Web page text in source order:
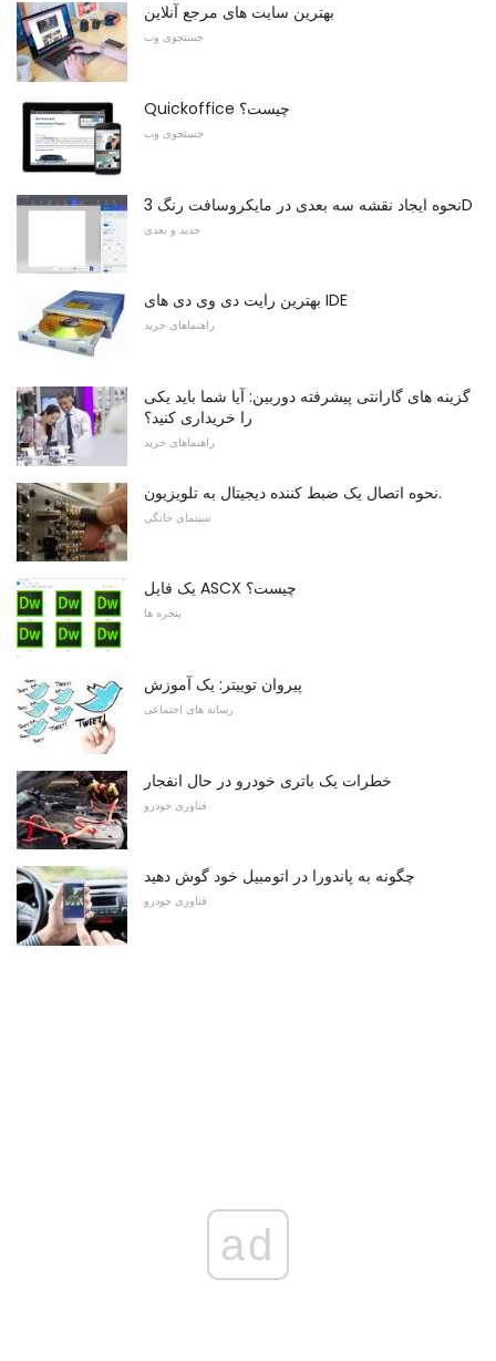
بهترین سایت های مرجع آنلاین
جستجوی وب
Quickoffice چیست؟
جستجوی وب
نحوه ایجاد نقشه سه بعدی در مایکروسافت رنگ 3D
جدید و بعدی
بهترین رایت دی وی دی های IDE
راهنماهای خرید
گزینه های گارانتی پیشرفته دوربین: آیا شما باید یکی
را خریداری کنید؟
راهنماهای خرید
نحوه اتصال یک ضبط کننده دیجیتال به تلویزیون.
سینمای خانگی
یک فایل ASCX چیست؟
پنجره ها
پیروان توییتر: یک آموزش
رسانه های اجتماعی
خطرات یک باتری خودرو در حال انفجار
فناوری خودرو
چگونه به پاندورا در اتومبیل خود گوش دهید
فناوری خودرو
ad